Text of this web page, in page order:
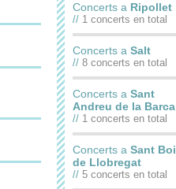
Concerts a Ripollet
//1 concerts en total
Concerts a Salt
//8 concerts en total
Concerts a Sant
Andreu de la Barca
//1 concerts en total
Concerts a Sant Boi
de Llobregat
//5 concerts en total